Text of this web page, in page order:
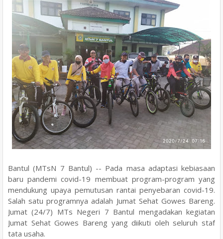
Bantul (MTsN 7 Bantul) -- Pada masa adaptasi kebiasaan
baru pandemi covid-19 membuat program-program yang
mendukung upaya pemutusan rantai penyebaran covid-19.
Salah satu programnya adalah Jumat Sehat Gowes Bareng.
Jumat (24/7) MTs Negeri 7 Bantul mengadakan kegiatan
Jumat Sehat Gowes Bareng yang diikuti oleh seluruh staf
tata usaha.